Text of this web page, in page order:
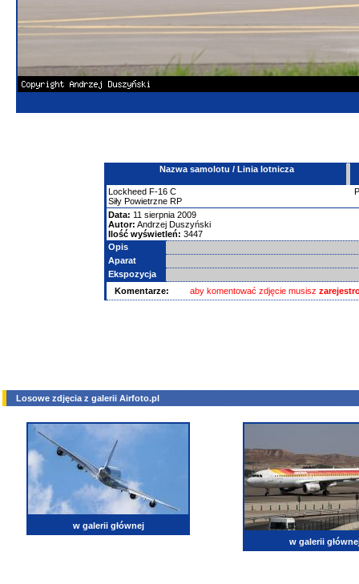
Nazwa samolotu / Linia lotnicza
Lockheed F-16 C
Siły Powietrzne RP
Data: 11 sierpnia 2009
Autor: Andrzej Duszyński
Ilość wyświetleń: 3447
Opis
Aparat
Ekspozycja
Komentarze:
aby komentować zdjęcie musisz
Losowe zdjęcia z galerii Airfoto.pl
w galerii głównej
w galerii